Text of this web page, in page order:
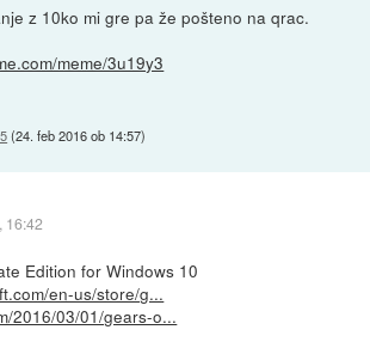
z 10ko mi gre pa že pošteno na qrac.
meme/3u19y3
(24. feb 2016 ob 14:57)
16:42
Edition for Windows 10
en-us/store/g...
2016/03/01/gears-o...